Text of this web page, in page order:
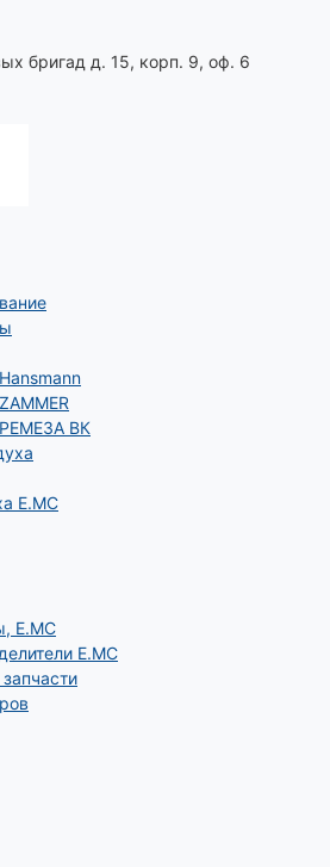
бригад д. 15, корп. 9, оф. 6
ВК
E.MC
Е.МС
E.MC